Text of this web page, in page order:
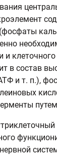
и
в состав
и т. п.),